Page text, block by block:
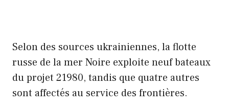
Selon des sources ukrainiennes, la flotte
russe de la mer Noire exploite neuf bateaux
du projet 21980, tandis que quatre autres
sont affectés au service des frontières.